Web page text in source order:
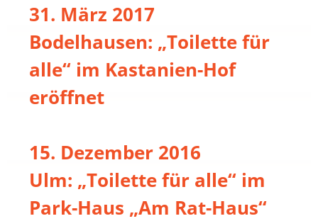
31. März 2017
Bodelhausen: „Toilette für
alle“ im Kastanien-Hof
eröffnet
15. Dezember 2016
Ulm: „Toilette für alle“ im
Park-Haus „Am Rat-Haus“